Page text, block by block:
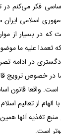
فکر می‌کنم
اسلامی
که در بسیار از
تعمدا علیه ما
در ادامه
در خصوص ترویج
است. واقعا قانون
الهام از تعالیم
منبع تغذیه آنها
است.